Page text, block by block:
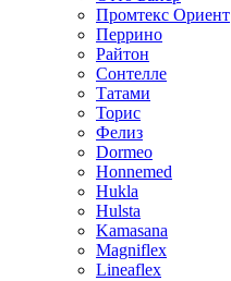
Промтекс Ориент
Перрино
Райтон
Сонтелле
Татами
Торис
Фелиз
Dormeo
Honnemed
Hukla
Hulsta
Kamasana
Magniflex
Lineaflex